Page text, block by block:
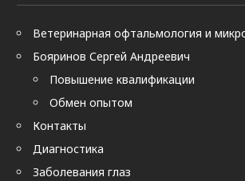
Ветеринарная офтальмология и
Бояринов Сергей Андреевич
Повышение квалификации
Обмен опытом
Контакты
Диагностика
Заболевания глаз